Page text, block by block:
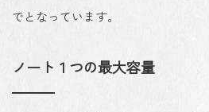
でとなっています。
ノート１つの最大容量